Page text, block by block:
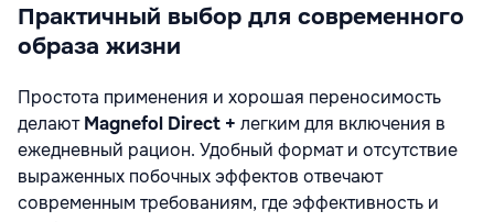
Практичный выбор для современного
образа жизни
Простота применения и хорошая переносимость
делаютMagnefol Direct + легким для включения в
ежедневный рацион. Удобный формат и отсутствие
выраженных побочных эффектов отвечают
современным требованиям, где эффективность и